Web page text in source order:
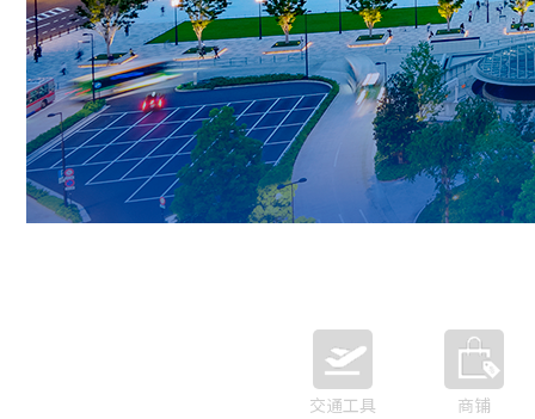
交通工具 商铺